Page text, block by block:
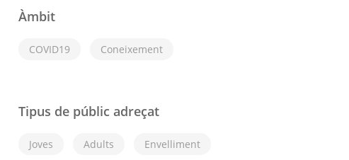
Àmbit
COVID19 Coneixement
Tipus de públic adreçat
Joves Adults Envelliment